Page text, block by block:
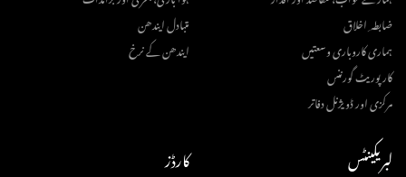
ضابطہ ِ اخلاق
ہماری کاروباری وسعتیں
کارپوریٹ گورننس
مرکزی اور ڈویژنل دفاتر
متبادل ایندھن
ایندھن کے نرخ
لبریکینٹس کارڈز